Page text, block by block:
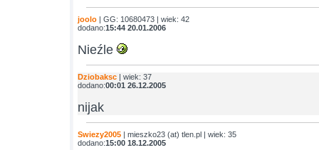
joolo | GG: 10680473 | wiek: 42
dodano:15:44 20.01.2006
Nieźle
Dziobaksc | wiek: 37
dodano:00:01 26.12.2005
nijak
Swiezy2005 | mieszko23 (at) tlen.pl | wiek: 35
dodano:15:00 18.12.2005